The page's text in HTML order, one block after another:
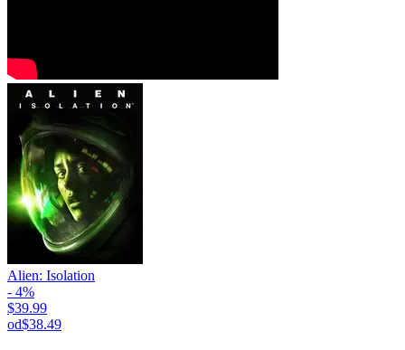
Alien: Isolation
- 4%
$39.99
od$38.49